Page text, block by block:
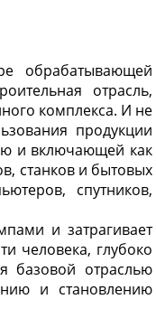
обрабатывающей
отрасль,
комплекса. И не
продукции
и включающей как
станков и бытовых
спутников,
и затрагивает
человека, глубоко
базовой отраслью
и становлению